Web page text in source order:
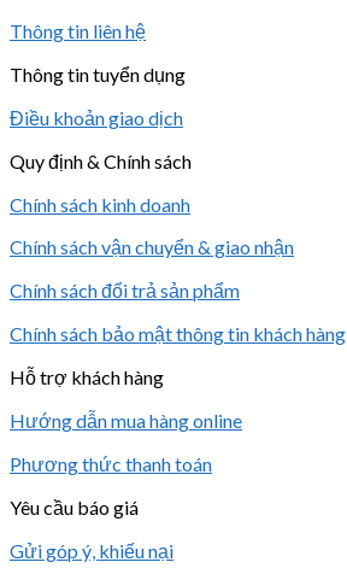
Thông tin liên hệ
Thông tin tuyển dụng
Điều khoản giao dịch
Quy định & Chính sách
Chính sách kinh doanh
Chính sách vận chuyển & giao nhận
Chính sách đổi trả sản phẩm
Chính sách bảo mật thông tin khách hàng
Hỗ trợ khách hàng
Hướng dẫn mua hàng online
Phương thức thanh toán
Yêu cầu báo giá
Gửi góp ý, khiếu nại